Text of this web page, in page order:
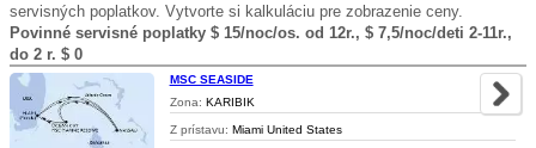
servisných poplatkov. Vytvorte si kalkuláciu pre zobrazenie ceny.
Povinné servisné poplatky $ 15/noc/os. od 12r., $ 7,5/noc/deti 2-11r.,
do 2 r. $ 0
MSC SEASIDE
Zona: KARIBIK
Z prístavu: Miami United States